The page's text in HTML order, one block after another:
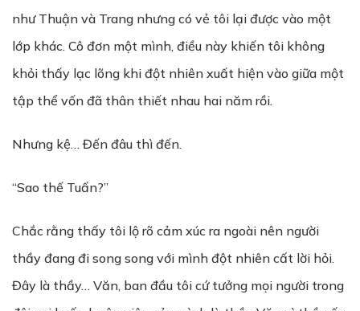
như Thuận và Trang nhưng có vẻ tôi lại được vào một
lớp khác. Cô đơn một mình, điều này khiến tôi không
khỏi thấy lạc lõng khi đột nhiên xuất hiện vào giữa một
tập thể vốn đã thân thiết nhau hai năm rồi.
Nhưng kệ… Đến đâu thì đến.
“Sao thế Tuấn?”
Chắc rằng thấy tôi lộ rõ cảm xúc ra ngoài nên người
thầy đang đi song song với mình đột nhiên cất lời hỏi.
Đây là thầy… Văn, ban đầu tôi cứ tưởng mọi người trong